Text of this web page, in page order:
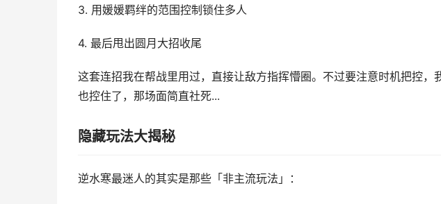
3. 用媛媛羁绊的范围控制锁住多人
4. 最后甩出圆月大招收尾
这套连招我在帮战里用过，直接让敌方指挥懵圈。不过要注意时机把控，
也控住了，那场面简直社死...
隐藏玩法大揭秘
逆水寒最迷人的其实是那些「非主流玩法」：